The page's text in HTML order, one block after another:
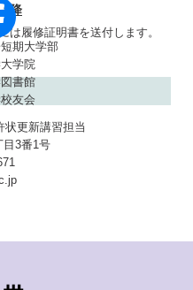
期大学部
学院
書館
友会
降
は履修証明書を送付します。
状更新講習担当
目3番1号